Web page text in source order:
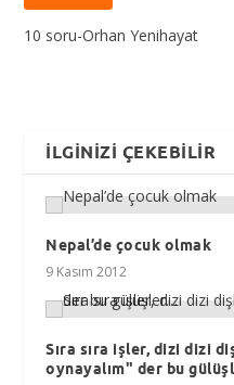
10 soru-Orhan Yenihayat
İLGINIZI ÇEKEBILIR
Nepal’de çocuk olmak
9 Kasım 2012
Sıra sıra işler, dizi dizi
oynayalım" der bu